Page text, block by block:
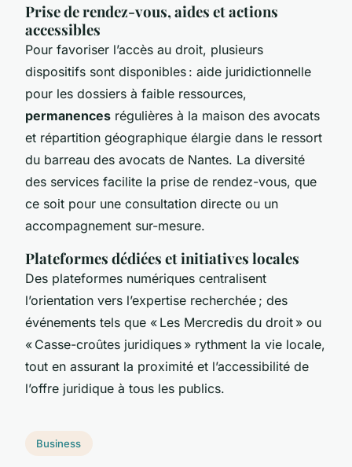
Prise de rendez-vous, aides et actions
accessibles
Pour favoriser l’accès au droit, plusieurs
dispositifs sont disponibles : aide juridictionnelle
pour les dossiers à faible ressources,
permanences régulières à la maison des avocats
et répartition géographique élargie dans le ressort
du barreau des avocats de Nantes. La diversité
des services facilite la prise de rendez-vous, que
ce soit pour une consultation directe ou un
accompagnement sur-mesure.
Plateformes dédiées et initiatives locales
Des plateformes numériques centralisent
l’orientation vers l’expertise recherchée ; des
événements tels que « Les Mercredis du droit » ou
« Casse-croûtes juridiques » rythment la vie locale,
tout en assurant la proximité et l’accessibilité de
l’offre juridique à tous les publics.
Business